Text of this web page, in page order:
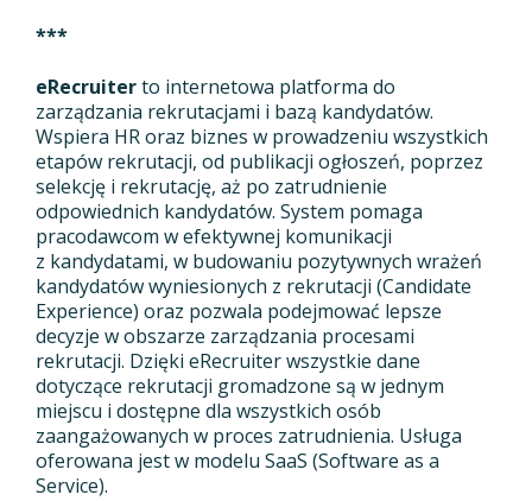
***
eRecruiterto internetowa platforma do
zarządzania rekrutacjami i bazą kandydatów.
Wspiera HR oraz biznes w prowadzeniu wszystkich
etapów rekrutacji, od publikacji ogłoszeń, poprzez
selekcję i rekrutację, aż po zatrudnienie
odpowiednich kandydatów. System pomaga
pracodawcom w efektywnej komunikacji
z kandydatami, w budowaniu pozytywnych wrażeń
kandydatów wyniesionych z rekrutacji (Candidate
Experience) oraz pozwala podejmować lepsze
decyzje w obszarze zarządzania procesami
rekrutacji. Dzięki eRecruiter wszystkie dane
dotyczące rekrutacji gromadzone są w jednym
miejscu i dostępne dla wszystkich osób
zaangażowanych w proces zatrudnienia. Usługa
oferowana jest w modelu SaaS (Software as a
Service).